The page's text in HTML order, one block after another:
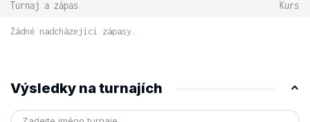
Turnaj a zápas Kurs
Žádné nadcházející zápasy.
Výsledky na turnajích